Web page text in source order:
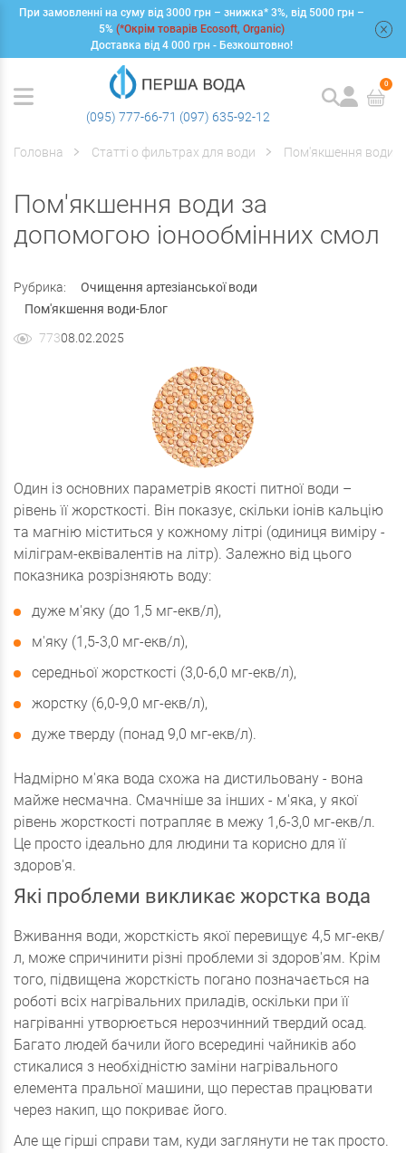
При замовленні на суму від 3000 грн – знижка* 3%, від 5000 грн –
5% (*Окрім товарів Ecosoft, Organic)
Доставка від 4 000 грн - Безкоштовно!
(095) 777-66-71 (097) 635-92-12
0
Головна Статті о фильтрах для води Пом'якшення води-
Пом'якшення води за
допомогою іонообмінних смол
Рубрика:
Очищення артезіанської води
Пом'якшення води-Блог
77308.02.2025
Один із основних параметрів якості питної води –
рівень її жорсткості. Він показує, скільки іонів кальцію
та магнію міститься у кожному літрі (одиниця виміру -
міліграм-еквівалентів на літр). Залежно від цього
показника розрізняють воду:
дуже м'яку (до 1,5 мг-екв/л),
м'яку (1,5-3,0 мг-екв/л),
середньої жорсткості (3,0-6,0 мг-екв/л),
жорстку (6,0-9,0 мг-екв/л),
дуже тверду (понад 9,0 мг-екв/л).
Надмірно м'яка вода схожа на дистильовану - вона
майже несмачна. Смачніше за інших - м'яка, у якої
рівень жорсткості потрапляє в межу 1,6-3,0 мг-екв/л.
Це просто ідеально для людини та корисно для її
здоров'я.
Які проблеми викликає жорстка вода
Вживання води, жорсткість якої перевищує 4,5 мг-екв/
л, може спричинити різні проблеми зі здоров'ям. Крім
того, підвищена жорсткість погано позначається на
роботі всіх нагрівальних приладів, оскільки при її
нагріванні утворюється нерозчинний твердий осад.
Багато людей бачили його всередині чайників або
стикалися з необхідністю заміни нагрівального
елемента пральної машини, що перестав працювати
через накип, що покриває його.
Але ще гірші справи там, куди заглянути не так просто.